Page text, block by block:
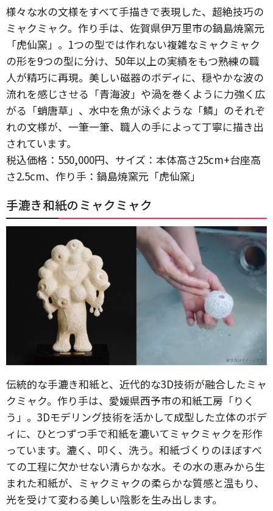
様々な水の文様をすべて手描きで表現した、超絶技巧の
ミャクミャク。作り手は、佐賀県伊万里市の鍋島焼窯元
「虎仙窯」。1つの型では作れない複雑なミャクミャク
の形を9つの型に分け、50年以上の実績をもつ熟練の職
人が精巧に再現。美しい磁器のボディに、穏やかな波の
流れを感じさせる「青海波」や渦を巻くように力強く広
がる「蛸唐草」、水中を魚が泳ぐような「鱗」のそれぞ
れの文様が、一筆一筆、職人の手によって丁寧に描き出
されています。
税込価格：550,000円、サイズ：本体高さ25cm+台座高
さ2.5cm、作り手：鍋島焼窯元「虎仙窯」
手漉き和紙のミャクミャク
伝統的な手漉き和紙と、近代的な3D技術が融合したミャ
クミャク。作り手は、愛媛県西予市の和紙工房「りく
う」。3Dモデリング技術を活かして成型した立体のボデ
ィに、ひとつずつ手で和紙を漉いてミャクミャクを形作
っています。漉く、叩く、洗う。和紙づくりのほぼすべ
ての工程に欠かせない清らかな水。その水の恵みから生
まれた和紙が、ミャクミャクの柔らかな質感と温もり、
光を受けて変わる美しい陰影を生み出します。